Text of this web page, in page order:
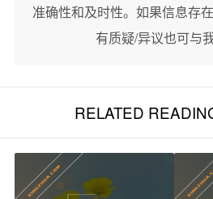
准确性和及时性。如果信息存
有质疑/异议也可与
RELATED